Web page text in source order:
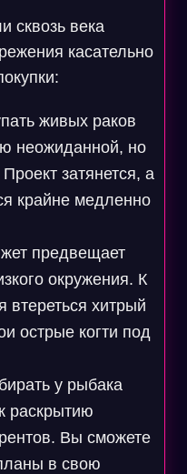
сквозь века
касательно
живых раков
неожиданной, но
затянется, а
крайне медленно
предвещает
окружения. К
втереться хитрый
острые когти под
у рыбака
раскрытию
Вы сможете
в свою